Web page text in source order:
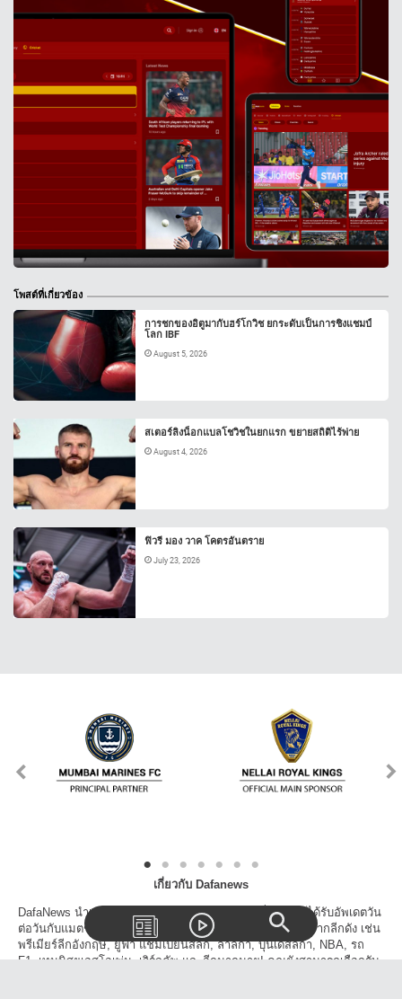
โพสต์ที่เกี่ยวข้อง
การชกของอิตูมากับฮร์โกวิช ยกระดับเป็นการชิงแชมป์
โลก IBF
August 5, 2026
สเตอร์ลิงน็อกแบลโชวิชในยกแรก ขยายสถิติไร้พ่าย
August 4, 2026
ฟิวรี มอง วาค โคตรอันตราย
July 23, 2026
เกี่ยวกับ Dafanews
DafaNews นำเสนอข่าวเด่นข่าวดังทุกวงการกีฬาเพื่อให้คุณได้รับอัพเดตวัน
ต่อวันกับแมตช์, สกอร์, ตารางแข่งขัน และเรื่องราวน่าสนใจจากลีกดัง เช่น
พรีเมียร์ลีกอังกฤษ, ยูฟ่า แชมเปี้ยนส์ลีก, ลาลีก้า, บุนเดสลีก้า, NBA, รถ
F1, เทนนิสยูเอสโอเพ่น, เวิร์ลคัพ และอีกมากมาย! คุณยังสามารถเลือกรับ